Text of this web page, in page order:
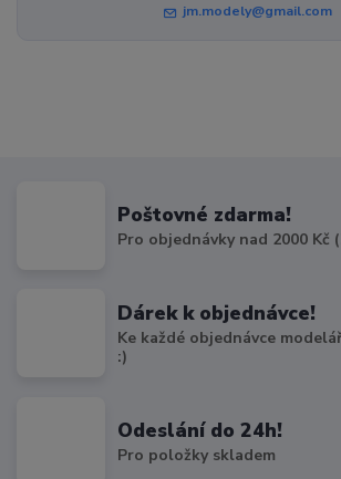
jm.modely@gmail.com
Poštovné zdarma!
Pro objednávky nad 2000 Kč
Dárek k objednávce!
Ke každé objednávce
:)
Odeslání do 24h!
Pro položky skladem